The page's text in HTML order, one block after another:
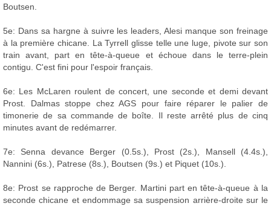
Boutsen.
5e: Dans sa hargne à suivre les leaders, Alesi manque son freinage
à la première chicane. La Tyrrell glisse telle une luge, pivote sur son
train avant, part en tête-à-queue et échoue dans le terre-plein
contigu. C'est fini pour l'espoir français.
6e: Les McLaren roulent de concert, une seconde et demi devant
Prost. Dalmas stoppe chez AGS pour faire réparer le palier de
timonerie de sa commande de boîte. Il reste arrêté plus de cinq
minutes avant de redémarrer.
7e: Senna devance Berger (0.5s.), Prost (2s.), Mansell (4.4s.),
Nannini (6s.), Patrese (8s.), Boutsen (9s.) et Piquet (10s.).
8e: Prost se rapproche de Berger. Martini part en tête-à-queue à la
seconde chicane et endommage sa suspension arrière-droite sur le